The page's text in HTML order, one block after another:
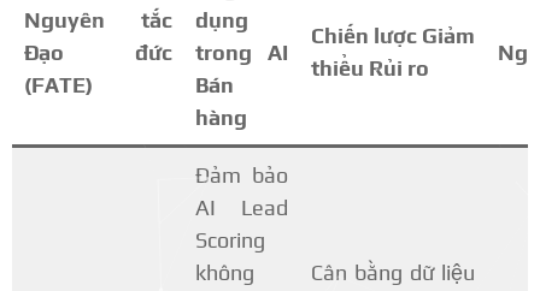
Nguyên tắc
Đạo đức
(FATE)
dụng
trong AI
Bán
hàng
Chiến lược Giảm
thiểu Rủi ro
Đảm bảo
AI Lead
Scoring
không
Cân bằng dữ liệu